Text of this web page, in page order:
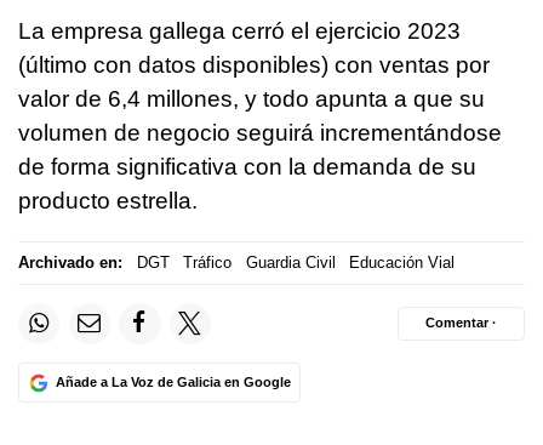
La empresa gallega cerró el ejercicio 2023
(último con datos disponibles) con ventas por
valor de 6,4 millones, y todo apunta a que su
volumen de negocio seguirá incrementándose
de forma significativa con la demanda de su
producto estrella.
Archivado en: DGT Tráfico Guardia Civil Educación Vial
Añade a La Voz de Galicia en Google
Comentar ·